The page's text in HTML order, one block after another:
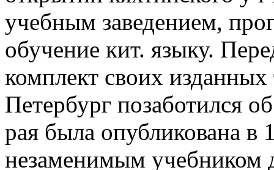
учебным заведением,
обучение кит. языку.
комплект своих
Петербург позаботился
рая была опубликована в
незаменимым учебником